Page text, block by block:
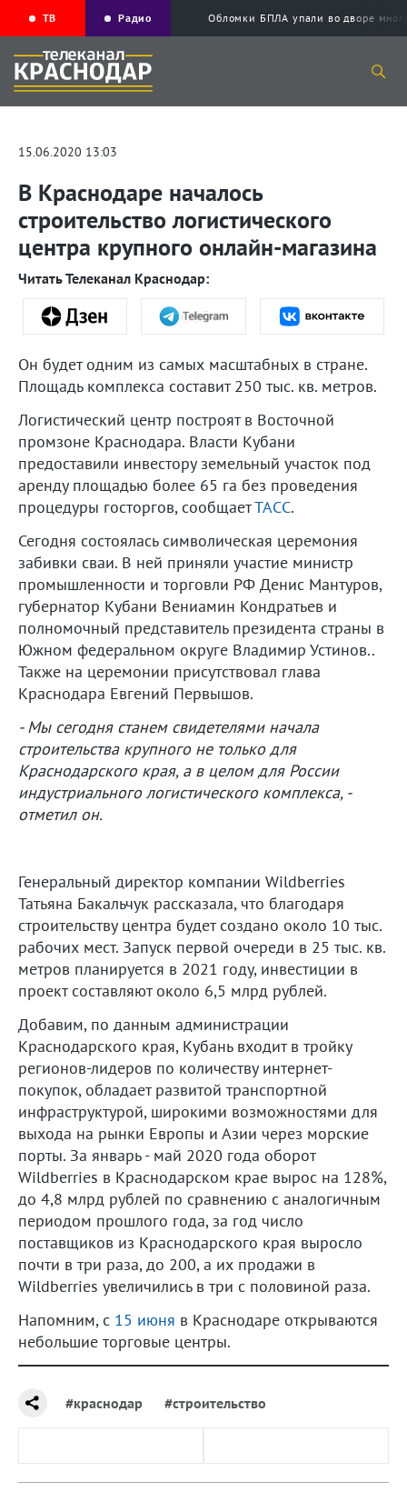
ТВ Радио Обломки БПЛА упали во дворе
15.06.2020 13:03
В Краснодаре началось
строительство логистического
центра крупного онлайн-магазина
Читать Телеканал Краснодар:
Он будет одним из самых масштабных в стране.
Площадь комплекса составит 250 тыс. кв. метров.
Логистический центр построят в Восточной
промзоне Краснодара. Власти Кубани
предоставили инвестору земельный участок под
аренду площадью более 65 га без проведения
процедуры госторгов, сообщаетТАСС.
Сегодня состоялась символическая церемония
забивки сваи. В ней приняли участие министр
промышленности и торговли РФ Денис Мантуров,
губернатор Кубани Вениамин Кондратьев и
полномочный представитель президента страны в
Южном федеральном округе Владимир Устинов..
Также на церемонии присутствовал глава
Краснодара Евгений Первышов.
- Мы сегодня станем свидетелями начала
строительства крупного не только для
Краснодарского края, а в целом для России
индустриального логистического комплекса, -
отметил он.
Генеральный директор компании Wildberries
Татьяна Бакальчук рассказала, что благодаря
строительству центра будет создано около 10 тыс.
рабочих мест. Запуск первой очереди в 25 тыс. кв.
метров планируется в 2021 году, инвестиции в
проект составляют около 6,5 млрд рублей.
Добавим, по данным администрации
Краснодарского края, Кубань входит в тройку
регионов-лидеров по количеству интернет-
покупок, обладает развитой транспортной
инфраструктурой, широкими возможностями для
выхода на рынки Европы и Азии через морские
порты. За январь - май 2020 года оборот
Wildberries в Краснодарском крае вырос на 128%,
до 4,8 млрд рублей по сравнению с аналогичным
периодом прошлого года, за год число
поставщиков из Краснодарского края выросло
почти в три раза, до 200, а их продажи в
Wildberries увеличились в три с половиной раза.
Напомним, с 15 июня в Краснодаре открываются
небольшие торговые центры.
#краснодар #строительство